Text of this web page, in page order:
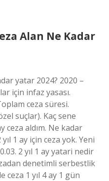
Alan Ne Kadar
yatar 2024? 2020 –
için infaz yasası.
ceza süresi.
suçlar). Kaç sene
ceza aldım. Ne kadar
1 ay için ceza yok. Yeni
2 yıl 1 ay yatari nedir
denetimli serbestlik
1 yıl 4 ay 1 gün